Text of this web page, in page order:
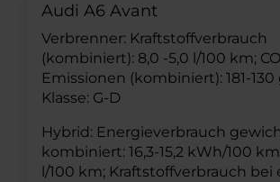
Audi A6 Avant
Verbrenner: Kraftstoffverbrauch
(kombiniert): 8,0 -5,0 l/100 km; CO
Emissionen (kombiniert): 181-130
Klasse: G-D
Hybrid: Energieverbrauch
kombiniert: 16,3-15,2 kWh/100
l/100 km; Kraftstoffverbrauch